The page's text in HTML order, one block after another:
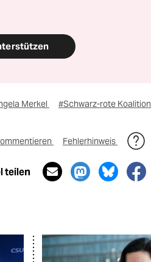
Merkel #Schwarz-rote Koalition
Fehlerhinweis
teilen